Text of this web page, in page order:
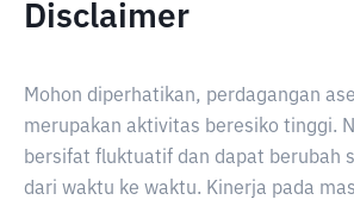
Disclaimer
Mohon diperhatikan, perdagangan
merupakan aktivitas beresiko tinggi.
bersifat fluktuatif dan dapat berubah
dari waktu ke waktu. Kinerja pada